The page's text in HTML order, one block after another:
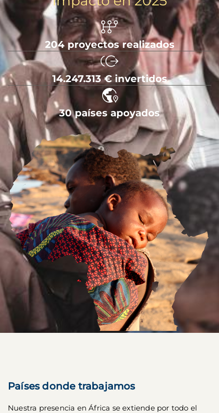
204 proyectos realizados
14.247.313 € invertidos
30 países apoyados
Imagen
Países donde trabajamos
Nuestra presencia en África se extiende por todo el